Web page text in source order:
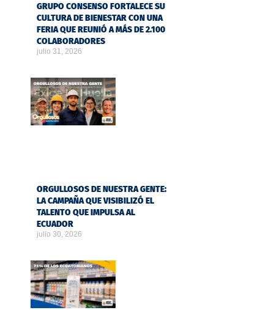
GRUPO CONSENSO FORTALECE SU
CULTURA DE BIENESTAR CON UNA
FERIA QUE REUNIÓ A MÁS DE 2.100
COLABORADORES
julio 31, 2026
ORGULLOSOS DE NUESTRA GENTE:
LA CAMPAÑA QUE VISIBILIZÓ EL
TALENTO QUE IMPULSA AL
ECUADOR
julio 30, 2026